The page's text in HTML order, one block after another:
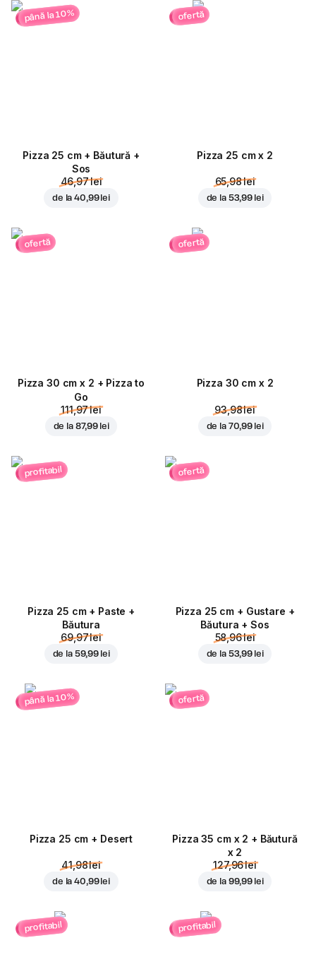
până la 10%
Pizza 25 cm + Băutură +
Sos
46,97 lei
de la40,99 lei
ofertă
Pizza 25 cm x 2
65,98 lei
de la 53,99 lei
ofertă
Pizza 30 cm x 2 + Pizza to
Go
111,97 lei
de la 87,99 lei
ofertă
Pizza 30 cm x 2
93,98 lei
de la 70,99 lei
profitabil
Pizza 25 cm + Paste +
Băutura
69,97 lei
de la 59,99 lei
ofertă
Pizza 25 cm + Gustare +
Băutura + Sos
58,96 lei
de la 53,99 lei
până la 10%
Pizza 25 cm + Desert
41,98 lei
de la40,99 lei
ofertă
Pizza 35 cm x 2 + Băutură
x 2
127,96 lei
de la 99,99 lei
profitabil profitabil